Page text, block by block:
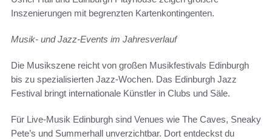
Inszenierungen mit begrenzten Kartenkontingenten.
Musik- und Jazz-Events im Jahresverlauf
Die Musikszene reicht von großen Musikfestivals Edinburgh
bis zu spezialisierten Jazz-Wochen. Das Edinburgh Jazz
Festival bringt internationale Künstler in Clubs und Säle.
Für Live-Musik Edinburgh sind Venues wie The Caves, Sneaky
Pete’s und Summerhall unverzichtbar. Dort entdeckst du